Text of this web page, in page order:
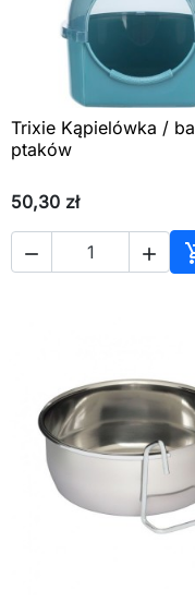
 Szybki
Trixie Kąpielówka /
ptaków
50,30 zł
 